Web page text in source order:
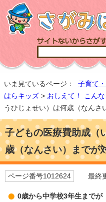
いま見ているページ： 子育て
はらキッズ > おしえて！ こんな
うひじょせい）は何歳（なんさ
子どもの医療費助成（
歳（なんさい）までが
ページ番号1012624 最終
0歳から中学校3年生までが